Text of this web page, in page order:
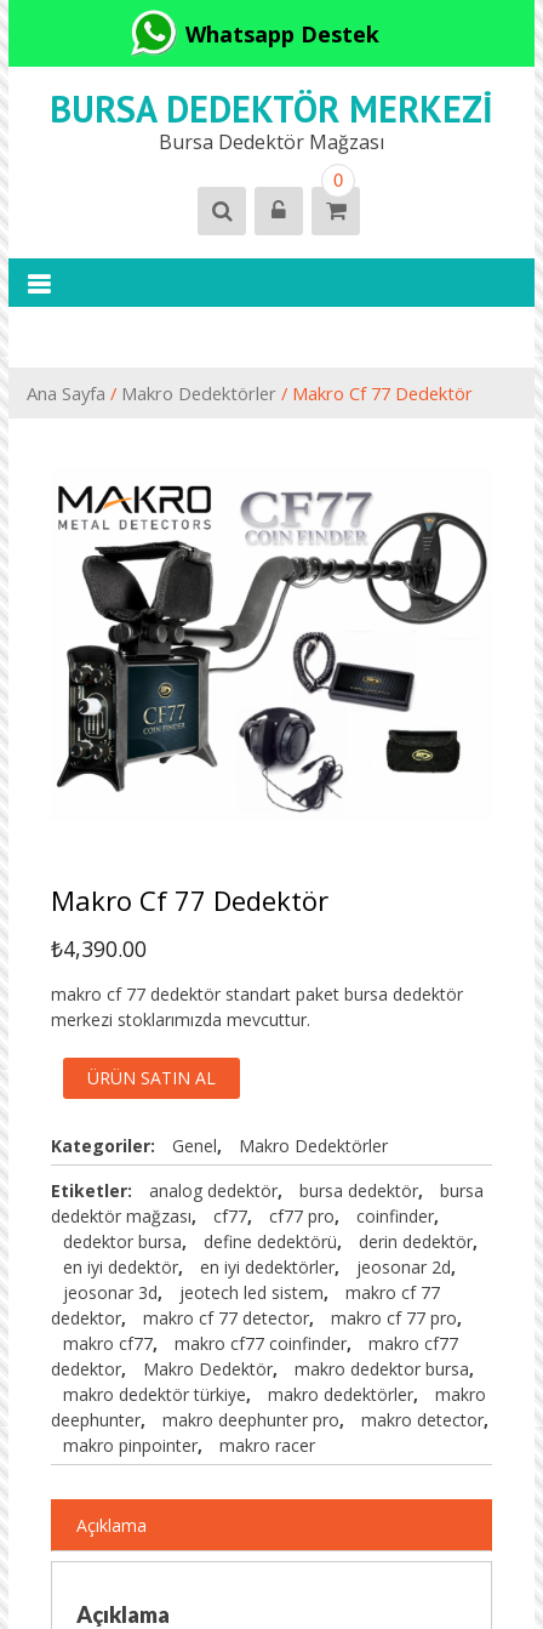
Whatsapp Destek
BURSA DEDEKTÖR MERKEZI
Bursa Dedektör Mağzası
0
Ana Sayfa / Makro Dedektörler/ Makro Cf 77 Dedektör
Makro Cf 77 Dedektör
₺4,390.00
makro cf 77 dedektör standart paket bursa dedektör
merkezi stoklarımızda mevcuttur.
ÜRÜN SATIN AL
Kategoriler: Genel,
Makro Dedektörler
Etiketler:
analog dedektör, bursa dedektör,
bursa
dedektör mağzası, cf77, cf77 pro, coinfinder,
dedektor bursa, define dedektörü, derin dedektör,
en iyi dedektör, en iyi dedektörler, jeosonar 2d,
jeosonar 3d, jeotech led sistem,
makro cf 77
dedektor, makro cf 77 detector, makro cf 77 pro,
makro cf77, makro cf77 coinfinder,
makro cf77
dedektor, Makro Dedektör, makro dedektor bursa,
makro dedektör türkiye, makro dedektörler,
makro
deephunter, makro deephunter pro, makro detector,
makro pinpointer, makro racer
Açıklama
Açıklama